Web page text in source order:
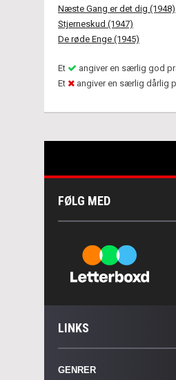
Næste Gang er det dig (1948)
Stjerneskud (1947)
De røde Enge (1945)
Et
angiver en særlig god
Et
angiver en særlig dårlig
FØLG MED
LINKS
GENRER